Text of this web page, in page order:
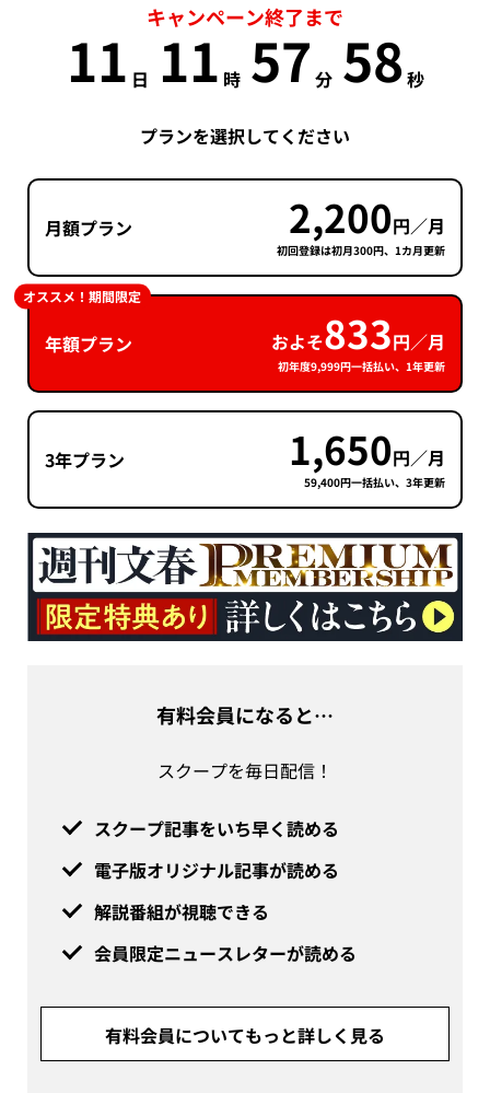
キャンペーン終了まで
11 日 11 時 57 分 57 秒
プランを選択してください
月額プラン 2,200円／月
初回登録は初月300円、1カ月更新
年額プラン およそ833円／月
初年度9,999円一括払い、1年更新
オススメ！期間限定
3年プラン 1,650円／月
59,400円一括払い、3年更新
有料会員になると…
スクープを毎日配信！
スクープ記事をいち早く読める
電子版オリジナル記事が読める
解説番組が視聴できる
会員限定ニュースレターが読める
有料会員についてもっと詳しく見る